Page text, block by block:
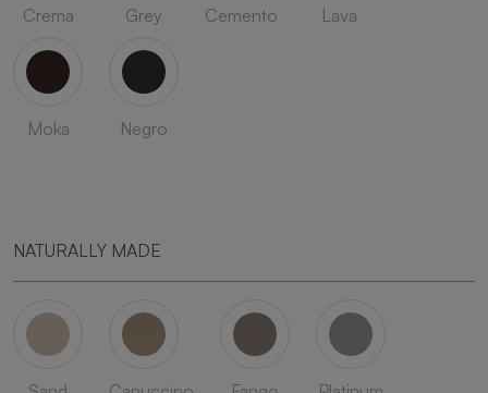
Crema Grey Cemento Lava
Moka Negro
NATURALLY MADE